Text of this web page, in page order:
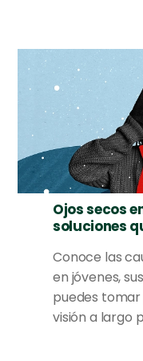
Ojos secos
soluciones
Conoce las
en jóvenes,
puedes
visión a largo